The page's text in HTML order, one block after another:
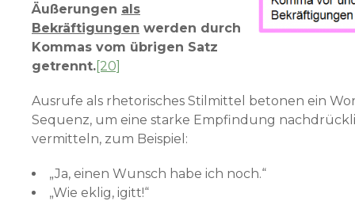
Äußerungen als
Bekräftigungen werden durch
Kommas vom übrigen Satz
getrennt.[20]
Ausrufe als rhetorisches Stilmittel betonen ein
Sequenz, um eine starke Empfindung
vermitteln, zum Beispiel:
„Ja, einen Wunsch habe ich noch.“
„Wie eklig, igitt!“